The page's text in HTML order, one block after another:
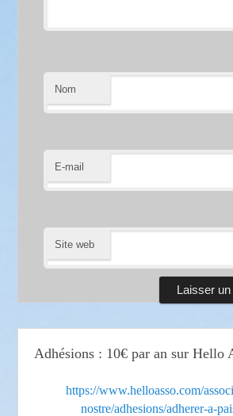
Nom
E-mail
Site web
Adhésions : 10€ par an sur Hello
https://www.helloasso.com/
nostre/adhesions/adherer-a-